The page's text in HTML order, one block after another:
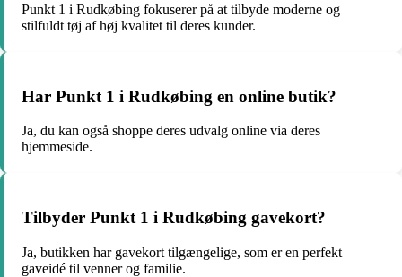
Punkt 1 i Rudkøbing fokuserer på at tilbyde moderne og
stilfuldt tøj af høj kvalitet til deres kunder.
Har Punkt 1 i Rudkøbing en online butik?
Ja, du kan også shoppe deres udvalg online via deres
hjemmeside.
Tilbyder Punkt 1 i Rudkøbing gavekort?
Ja, butikken har gavekort tilgængelige, som er en perfekt
gaveidé til venner og familie.